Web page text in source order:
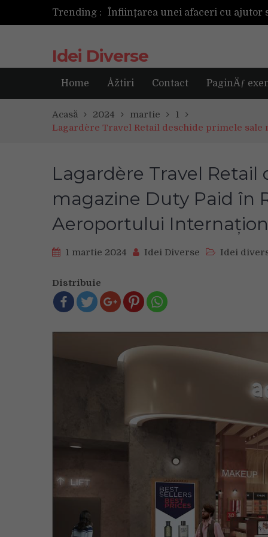
Trending :
Idei Diverse
Home Åžtiri Contact PaginÄƒ
Acasă 2024 martie
1
Lagardère Travel Retail deschide primele
Lagardère Travel Retail
magazine Duty Paid în
Aeroportului
1 martie 2024 Idei Diverse Idei
Distribuie